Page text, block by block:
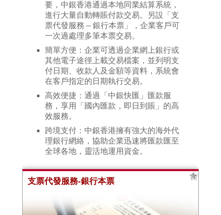
要，中銀香港通過本地同業結算系統，
進行大量自動轉賬付款交易。另設「支
票代發服務 – 銀行本票」，企業客戶可
一次過處理多筆本票交易。
簡單方便：企業可透過企業網上銀行或
其他電子途徑上載交易檔案，並列明支
付日期、收款人及金額等資料，系統會
在客戶指定的日期執行交易。
高效便捷：通過「中銀快匯」匯款服
務，享用「國內匯款，即日到賬」的高
效服務。
跨境支付：中銀香港擁有強大的海外代
理銀行網絡，協助企業迅速將匯款匯至
全球各地，靈活地運用資金。
支票代發服務-銀行本票